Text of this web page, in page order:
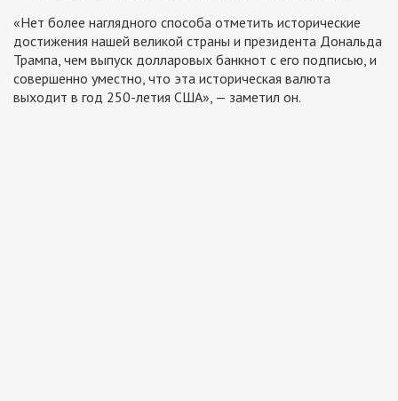
«Нет более наглядного способа отметить исторические
достижения нашей великой страны и президента Дональда
Трампа, чем выпуск долларовых банкнот с его подписью, и
совершенно уместно, что эта историческая валюта
выходит в год 250-летия США», — заметил он.